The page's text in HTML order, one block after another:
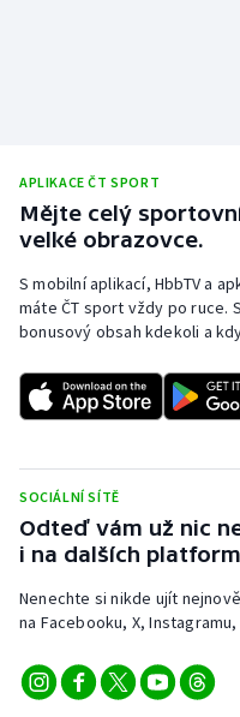
APLIKACE ČT SPORT
Mějte celý
velké obrazovce.
S mobilní aplikací, HbbTV a
máte ČT sport vždy po ruce.
bonusový obsah kdekoli a
SOCIÁLNÍ SÍTĚ
Odteď vám už nic
i na dalších
Nenechte si nikde ujít
na Facebooku, X,